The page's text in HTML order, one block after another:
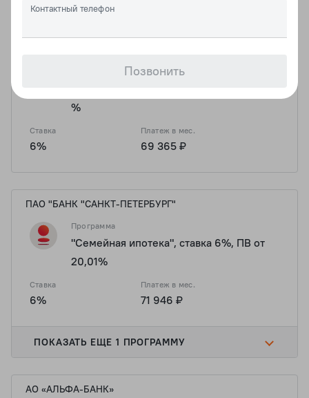
ПОКАЗАТЬ ЕЩЕ 1 ПРОГРАММУ
%
Ставка
6%
Платеж в мес.
69 365 ₽
ПАО "БАНК "САНКТ-ПЕТЕРБУРГ"
Программа
"Семейная ипотека", ставка 6%, ПВ от
20,01%
Ставка
6%
Платеж в мес.
71 946 ₽
ПОКАЗАТЬ ЕЩЕ 1 ПРОГРАММУ
АО «АЛЬФА-БАНК»
Контактный телефон
Позвонить